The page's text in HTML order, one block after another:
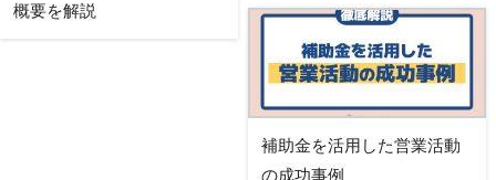
概要を解説
補助金を活用した営業活動
の成功事例